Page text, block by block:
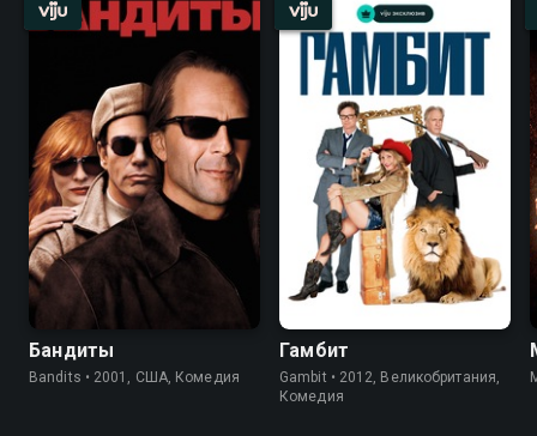
Бандиты
Bandits • 2001, США, Комедия
Гамбит
Gambit • 2012, Великобритания,
Комедия